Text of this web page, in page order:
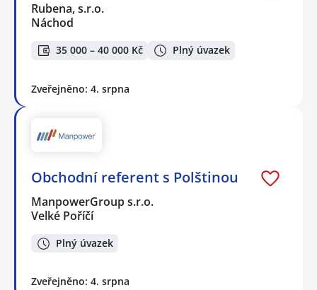
Rubena, s.r.o.
Náchod
35 000 – 40 000 Kč Plný úvazek
Zveřejněno: 4. srpna
Obchodní referent s Polštinou
ManpowerGroup s.r.o.
Velké Poříčí
Plný úvazek
Zveřejněno: 4. srpna